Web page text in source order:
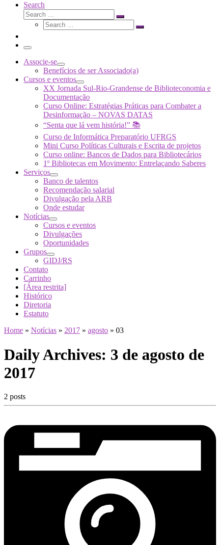
Search
Search
Search
Search
Search
Menu
Associe-se
Benefícios de ser Associado(a)
Cursos e eventos
XX Jornada Sul-Rio-Grandense de Biblioteconomia e
Documentação
Curso Online: Estratégias Práticas para Combater a
Desinformação – NOVAS DATAS
“Senta que lá vem história!” 📚
Curso de Informática Preparatório UFRGS
Mini Curso Políticas Culturais e Escrita de projetos
Curso online: Bancos de Dados para Bibliotecários
1º Bibliotecas em Movimento: Entrelaçando Saberes
Serviços
Banco de talentos
Recomendação salarial
Divulgação pela ARB
Onde estudar
Notícias
Cursos e eventos
Divulgações
Oportunidades
Grupos
GIDJ/RS
Contato
Carrinho
[Área restrita]
Histórico
Diretoria
Estatuto
Home » Notícias » 2017 » agosto » 03
Daily Archives: 3 de agosto de
2017
2 posts